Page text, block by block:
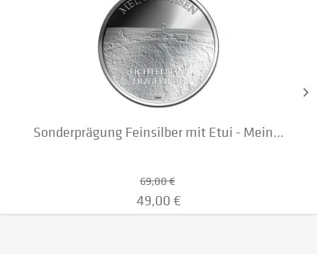
Sonderprägung Feinsilber mit Etui - Mein...
69,00 €
49,00 €